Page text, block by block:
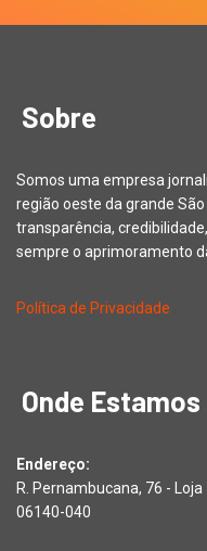
Sobre
Somos uma empresa
região oeste da grande
transparência,
sempre o aprimoramento
Política de Privacidade
Onde Estamos
Endereço:
R. Pernambucana, 76 - Loja
06140-040